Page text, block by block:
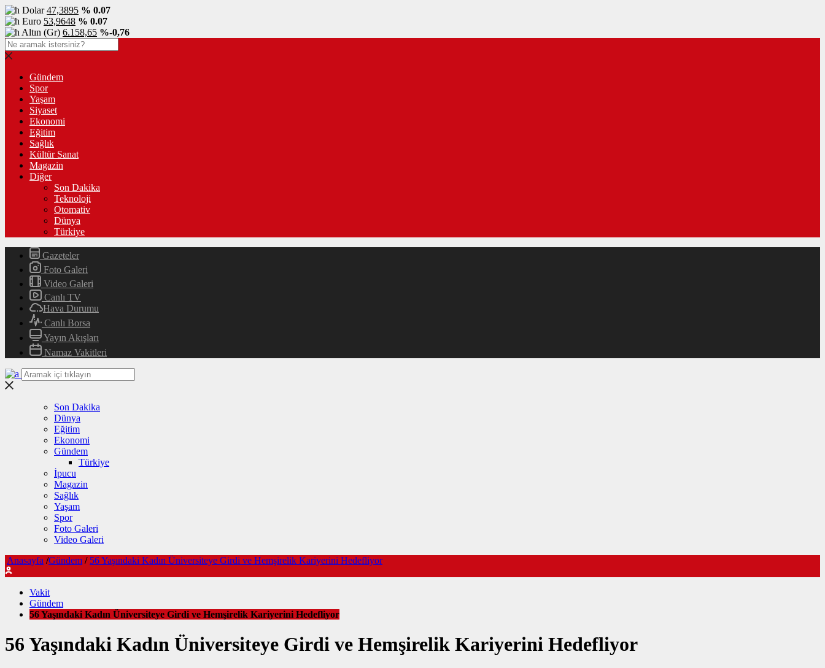
Dolar47,3895 % 0.07
Euro 53,9648 % 0.07
Altın (Gr) 6.158,65 %-0,76
Gündem
Spor
Yaşam
Siyaset
Ekonomi
Eğitim
Sağlık
Kültür Sanat
Magazin
Diğer
Son Dakika
Teknoloji
Otomativ
Dünya
Türkiye
Gazeteler
Foto Galeri
Video Galeri
Canlı TV
Hava Durumu
Canlı Borsa
Yayın Akışları
Namaz Vakitleri
Son Dakika
Dünya
Eğitim
Ekonomi
Gündem
Türkiye
İpucu
Magazin
Sağlık
Yaşam
Spor
Foto Galeri
Video Galeri
Anasayfa /Gündem / 56 Yaşındaki Kadın Üniversiteye Girdi ve Hemşirelik Kariyerini Hedefliyor
Vakit
Gündem
56 Yaşındaki Kadın Üniversiteye Girdi ve Hemşirelik Kariyerini Hedefliyor
56 Yaşındaki Kadın Üniversiteye Girdi ve Hemşirelik Kariyerini Hedefliyor